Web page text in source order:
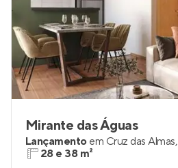
Mirante das Águas
Lançamento em Cruz das Almas,
28 e 38 m²